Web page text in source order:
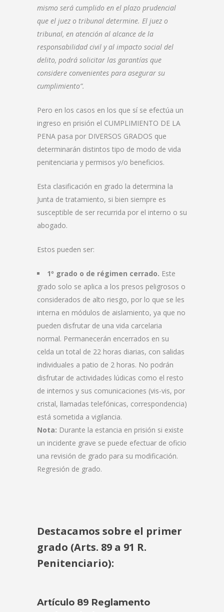
mismo será cumplido en el plazo prudencial
que el juez o tribunal determine. El juez o
tribunal, en atención al alcance de la
responsabilidad civil y al impacto social del
delito, podrá solicitar las garantías que
considere convenientes para asegurar su
cumplimiento”.
Pero en los casos en los que sí se efectúa un
ingreso en prisión el CUMPLIMIENTO DE LA
PENA pasa por DIVERSOS GRADOS que
determinarán distintos tipo de modo de vida
penitenciaria y permisos y/o beneficios.
Esta clasificación en grado la determina la
Junta de tratamiento, si bien siempre es
susceptible de ser recurrida por el interno o su
abogado.
Estos pueden ser:
1º grado o de régimen cerrado. Este
grado solo se aplica a los presos peligrosos o
considerados de alto riesgo, por lo que se les
interna en módulos de aislamiento, ya que no
pueden disfrutar de una vida carcelaria
normal. Permanecerán encerrados en su
celda un total de 22 horas diarias, con salidas
individuales a patio de 2 horas. No podrán
disfrutar de actividades lúdicas como el resto
de internos y sus comunicaciones (vis-vis, por
cristal, llamadas telefónicas, correspondencia)
está sometida a vigilancia.
Nota: Durante la estancia en prisión si existe
un incidente grave se puede efectuar de oficio
una revisión de grado para su modificación.
Regresión de grado.
Destacamos sobre el primer
grado (Arts. 89 a 91 R.
Penitenciario):
Artículo 89 Reglamento